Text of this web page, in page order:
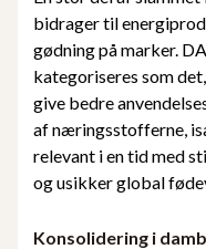
bidrager til
gødning på marker.
kategoriseres som
give bedre
af næringsstofferne,
relevant i en tid med
og usikker global
Konsolidering i